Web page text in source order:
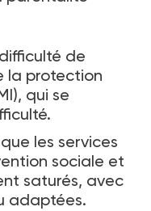
de
la protection
qui se
les services
sociale et
saturés, avec
adaptées.